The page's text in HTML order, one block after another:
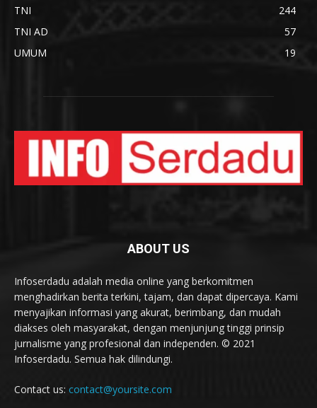
TNI
244
TNI AD
57
UMUM
19
ABOUT US
Infoserdadu adalah media online yang berkomitmen
menghadirkan berita terkini, tajam, dan dapat dipercaya. Kami
menyajikan informasi yang akurat, berimbang, dan mudah
diakses oleh masyarakat, dengan menjunjung tinggi prinsip
jurnalisme yang profesional dan independen. © 2021
Infoserdadu. Semua hak dilindungi.
Contact us: contact@yoursite.com